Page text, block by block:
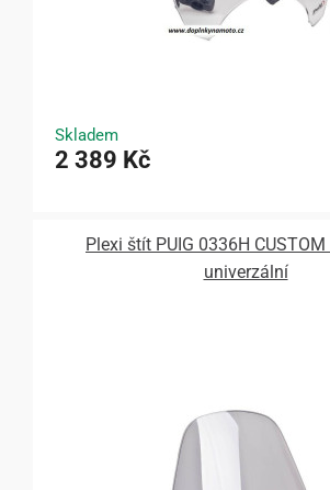
Skladem
2 389 Kč
Plexi štít PUIG 0336H
univerzální